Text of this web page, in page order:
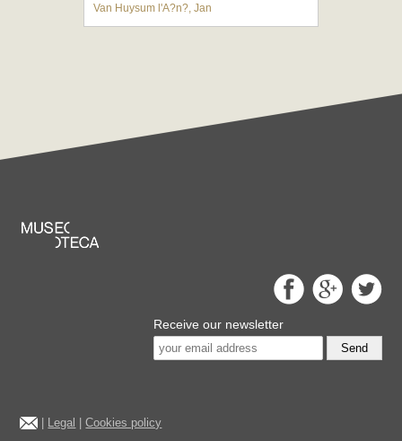
Van Huysum l'A?n?, Jan
Receive our newsletter
Send
Legal |Cookies policy